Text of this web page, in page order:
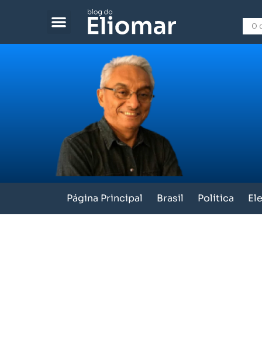
Página Principal Brasil Política